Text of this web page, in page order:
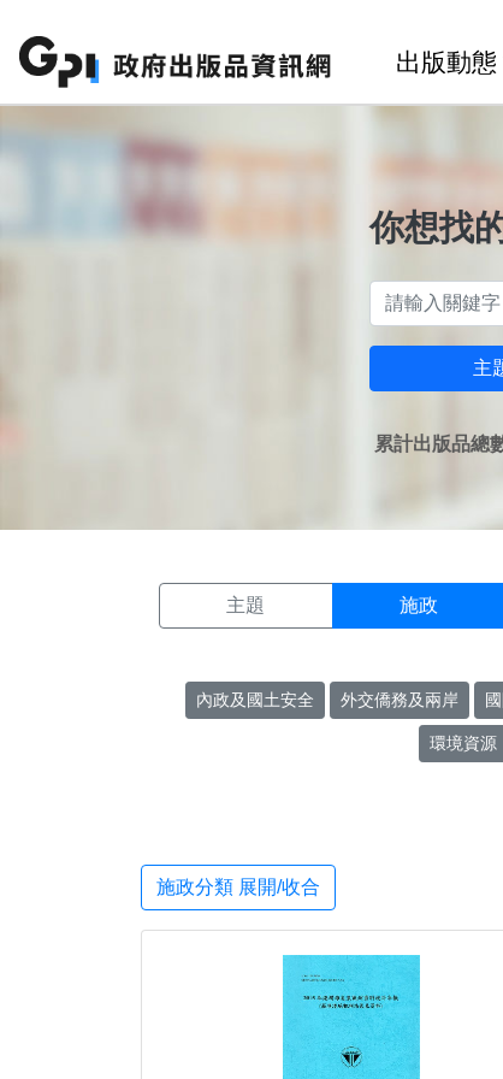
出版動態
你想找
主
累計出版品總
主題 施政
內政及國土安全 外交僑務及兩岸
環境資源
施政分類 展開/收合